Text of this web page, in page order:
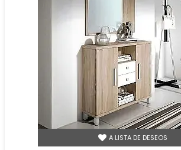
A LISTA DE DESEOS